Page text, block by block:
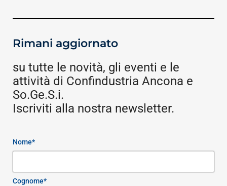
Rimani aggiornato
su tutte le novità, gli eventi e le
attività di Confindustria Ancona e
So.Ge.S.i.
Iscriviti alla nostra newsletter.
Nome*
Cognome*